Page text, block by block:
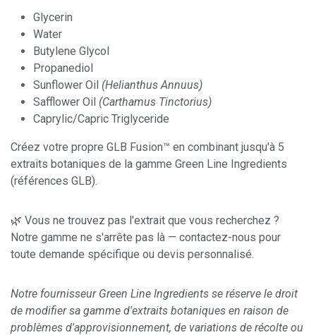
Glycerin
Water
Butylene Glycol
Propanediol
Sunflower Oil (Helianthus Annuus)
Safflower Oil (Carthamus Tinctorius)
Caprylic/Capric Triglyceride
Créez votre propre GLB Fusion™ en combinant jusqu'à 5
extraits botaniques de la gamme Green Line Ingredients
(références GLB).
🌿 Vous ne trouvez pas l'extrait que vous recherchez ?
Notre gamme ne s'arrête pas là — contactez-nous pour
toute demande spécifique ou devis personnalisé.
Notre fournisseur Green Line Ingredients se réserve le droit
de modifier sa gamme d'extraits botaniques en raison de
problèmes d'approvisionnement, de variations de récolte ou